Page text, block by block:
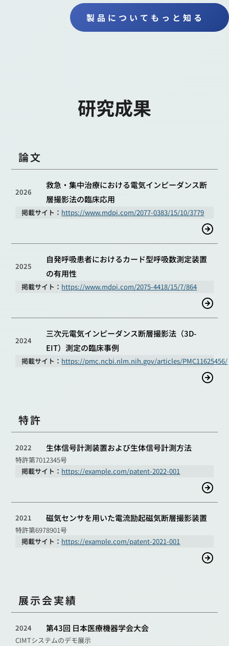
製品についてもっと知る
研究成果
論文
2026
救急・集中治療における電気インピーダンス断
層撮影法の臨床応用
掲載サイト： https://www.mdpi.com/2077-0383/15/10/3779
2025
自発呼吸患者におけるカード型呼吸数測定装置
の有用性
掲載サイト： https://www.mdpi.com/2075-4418/15/7/864
2024
三次元電気インピーダンス断層撮影法（3D-
EIT）測定の臨床事例
掲載サイト： https://pmc.ncbi.nlm.nih.gov/articles/PMC11625456/
特許
2022 生体信号計測装置および生体信号計測方法
特許第7012345号
掲載サイト： https://example.com/patent-2022-001
2021 磁気センサを用いた電流励起磁気断層撮影装置
特許第6978901号
掲載サイト： https://example.com/patent-2021-001
展示会実績
2024 第43回 日本医療機器学会大会
CIMTシステムのデモ展示